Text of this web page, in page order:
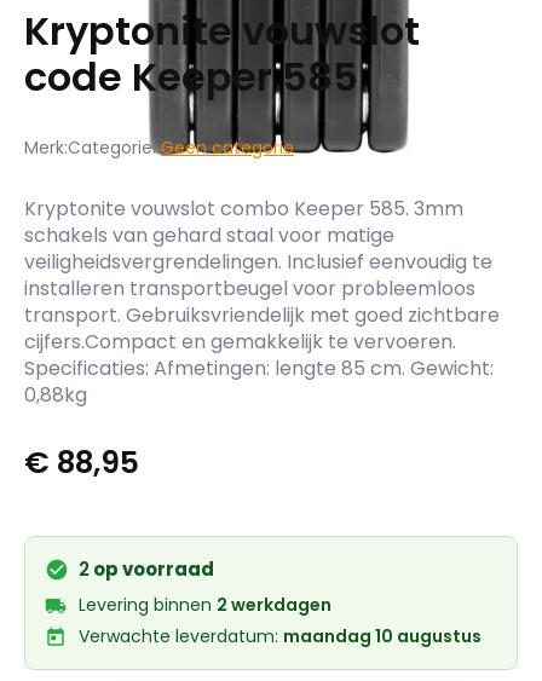
Kryptonite vouwslot
code Keeper 585
Merk:Categorie:Geen categorie
Kryptonite vouwslot combo Keeper 585. 3mm
schakels van gehard staal voor matige
veiligheidsvergrendelingen. Inclusief eenvoudig te
installeren transportbeugel voor probleemloos
transport. Gebruiksvriendelijk met goed zichtbare
cijfers.Compact en gemakkelijk te vervoeren.
Specificaties: Afmetingen: lengte 85 cm. Gewicht:
0,88kg
€ 88,95
2op voorraad
Levering binnen 2 werkdagen
Verwachte leverdatum: maandag 10 augustus